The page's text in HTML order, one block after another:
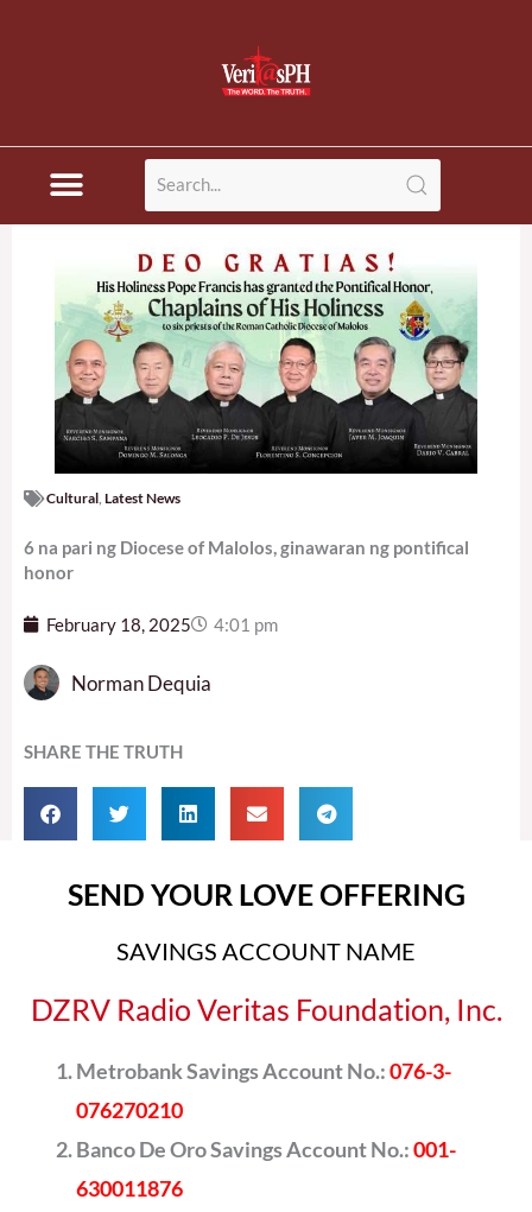
Cultural Latest News
6 na pari ng Diocese of Malolos, ginawaran ng pontifical
honor
February 18, 2025 4:01 pm
Norman Dequia
SHARE THE TRUTH
SEND YOUR LOVE OFFERING
SAVINGS ACCOUNT NAME
DZRV Radio Veritas Foundation, Inc.
Metrobank Savings Account No.:076-3-
076270210
Banco De Oro Savings Account No.:001-
630011876